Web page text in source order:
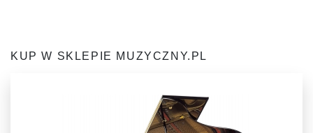
KUP W SKLEPIE MUZYCZNY.PL